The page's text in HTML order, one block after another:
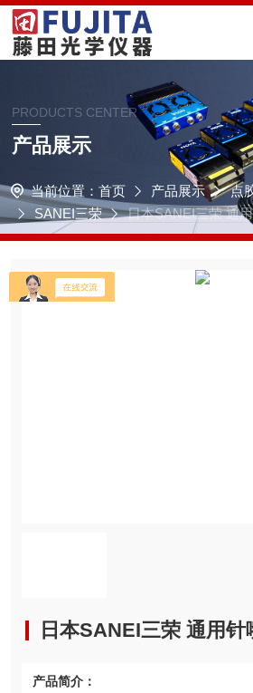
PRODUCTS CENTER
产品展示
当前位置： 首页 产品展示
点
SANEI三荣
日本SANEI三荣 通
日本SANEI三荣 通用针
产品简介：